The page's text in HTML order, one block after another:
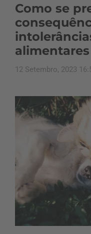
Como se
alimentares
12 Setembro, 2023